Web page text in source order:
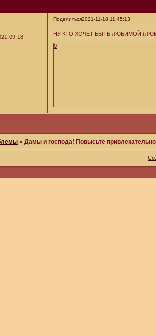
Поделиться2021-11-18 11:45:13
09-18
НУ КТО ХОЧЕТ БЫТЬ ЛЮБИМОЙ
0
»Дамы и господа! Повысьте